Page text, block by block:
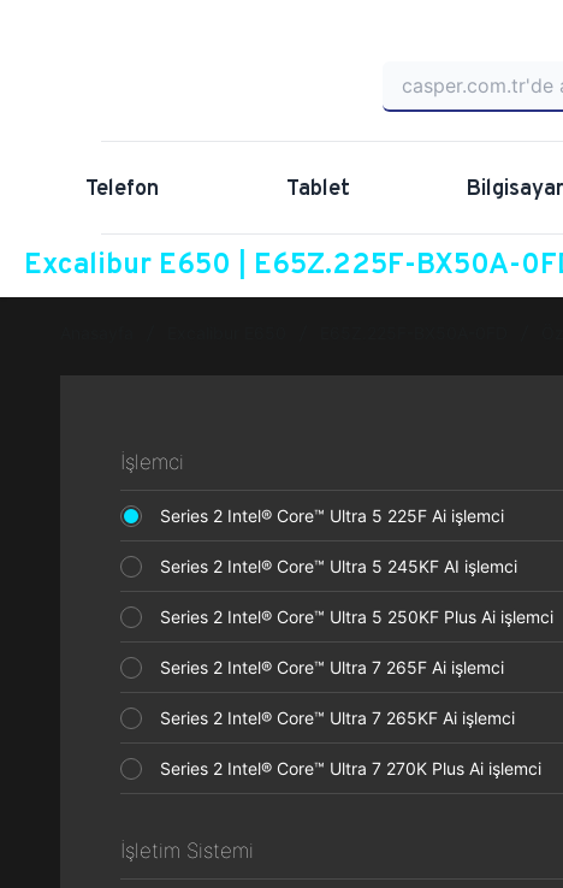
Telefon Tablet Bilgisayar
Excalibur E650 | E65Z.225F-BX50A-
İşlemci
Series 2 Intel® Core™ Ultra 5 225F Ai işlemci
Series 2 Intel® Core™ Ultra 5 245KF AI işlemci
Series 2 Intel® Core™ Ultra 5 250KF Plus Ai işlemci
Series 2 Intel® Core™ Ultra 7 265F Ai işlemci
Series 2 Intel® Core™ Ultra 7 265KF Ai işlemci
Series 2 Intel® Core™ Ultra 7 270K Plus Ai işlemci
İşletim Sistemi